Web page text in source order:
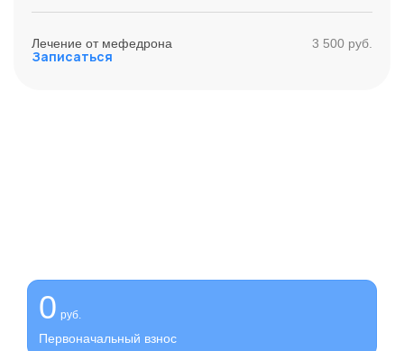
Лечение от мефедрона 3 500 руб.
Записаться
0 руб.
Первоначальный взнос